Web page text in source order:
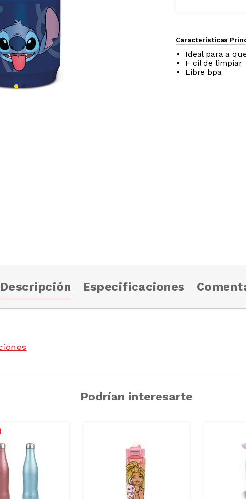
Características
Ideal para a
F cil de limpiar
Libre bpa
Descripción Especificaciones
Podrían interesarte